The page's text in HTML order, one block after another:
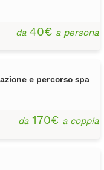
da40€ a persona
e percorso spa
da170€ a coppia